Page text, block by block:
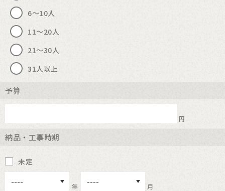
6～10人
11～20人
21～30人
31人以上
予算
円
納品・工事時期
未定
年 月